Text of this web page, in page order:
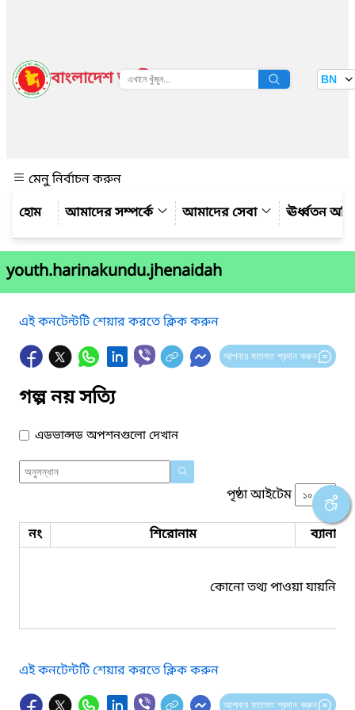
বাংলাদেশ জাতীয় তথ্য বাতায়ন BN
মেনু নির্বাচন করুন
আমাদের সম্পর্কে
আমাদের সেবা ঊর্ধ্বতন
youth.harinakundu.jhenaidah
এই কনটেন্টটি শেয়ার করতে ক্লিক করুন
আপনার মতামত প্রদান করুন
গল্প নয় সত্যি
এডভান্সড অপশনগুলো দেখান
পৃষ্ঠা আইটেম
নং শিরোনাম ব্যানার
কোনো তথ্য পাওয়া যায়নি।
এই কনটেন্টটি শেয়ার করতে ক্লিক করুন
আপনার মতামত প্রদান করুন